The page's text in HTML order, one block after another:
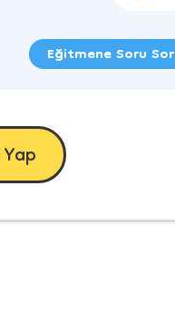
Eğitmene Soru Sor